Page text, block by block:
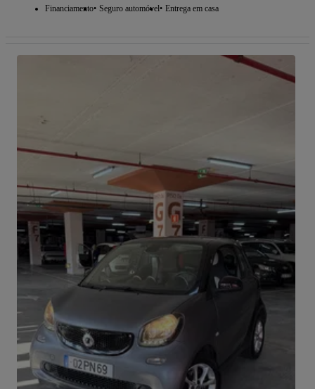
Financiamento Seguro automóvel Entrega em casa